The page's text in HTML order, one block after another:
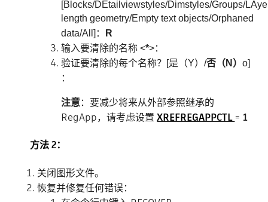
[Blocks/DEtailviewstyles/Dimstyles/Groups/
length geometry/Empty text objects/Orphaned
data/All]：
R
输入要清除的名称 <*>：
验证要清除的每个名称？[是（Y）/否（N）o]
：
注意：要减少将来从外部参照继承的
RegApp，请考虑设置XREFREGAPPCTL=1
方法 2：
关闭图形文件。
恢复并修复任何错误：